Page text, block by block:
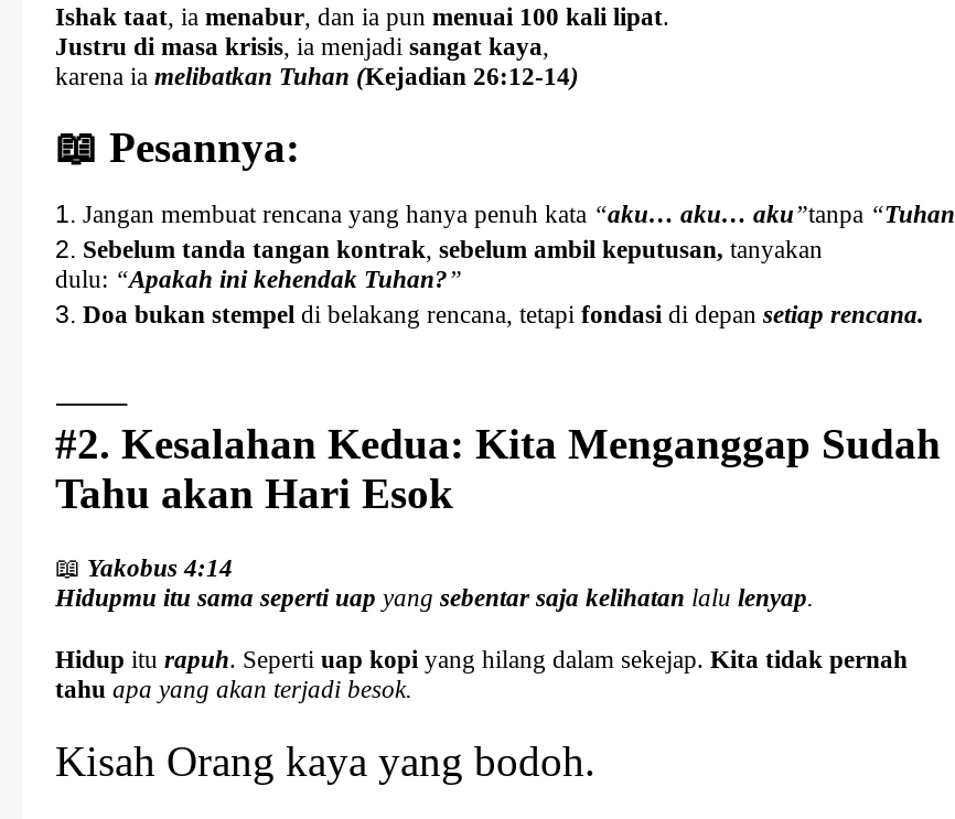
Ishak taat, ia menabur, dan ia pun menuai 100 kali lipat.
Justru di masa krisis, ia menjadi sangat kaya,
karena ia melibatkan Tuhan (Kejadian 26:12-14)
📖 Pesannya:
Jangan membuat rencana yang hanya penuh kata “aku… aku… aku”tanpa “Tuhan
Sebelum tanda tangan kontrak, sebelum ambil keputusan, tanyakan
dulu: “Apakah ini kehendak Tuhan?”
Doa bukan stempel di belakang rencana, tetapi fondasi di depan setiap rencana.
⸻
#2. Kesalahan Kedua: Kita Menganggap Sudah
Tahu akan Hari Esok
📖 Yakobus 4:14
Hidupmu itu sama seperti uap yang sebentar saja kelihatan lalu lenyap.
Hidup itu rapuh. Seperti uap kopi yang hilang dalam sekejap. Kita tidak pernah
tahu apa yang akan terjadi besok.
Kisah Orang kaya yang bodoh.